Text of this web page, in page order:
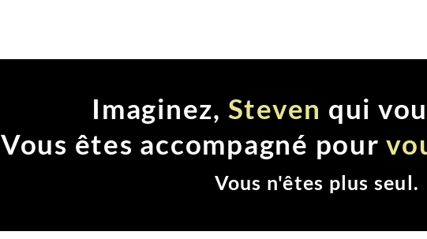
Imaginez, Steven qui
Vous êtes accompagné pour
Vous n'êtes plus seul.